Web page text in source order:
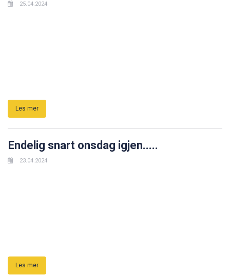
25.04.2024
Les mer
Endelig snart onsdag igjen.....
23.04.2024
Les mer